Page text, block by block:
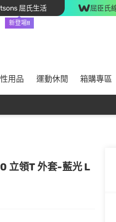
屈氏生活
新登場!!
屈臣氏
用品 運動休閒 箱購專區
立領T 外套-藍光 L